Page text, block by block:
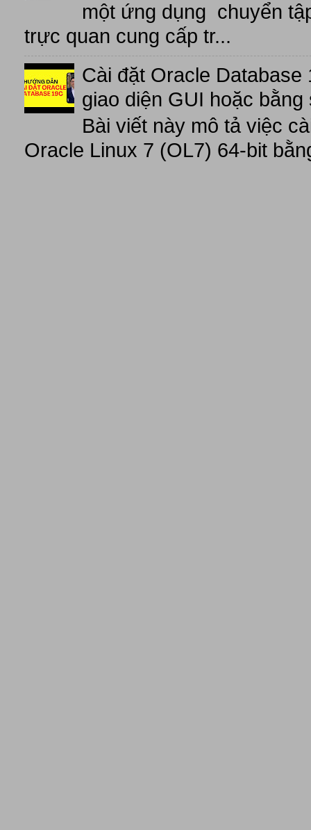
một ứng dụng chuyển
trực quan cung cấp tr...
Cài đặt Oracle
giao diện GUI hoặc bằng
Bài viết này mô tả việc
Oracle Linux 7 (OL7) 64-bit